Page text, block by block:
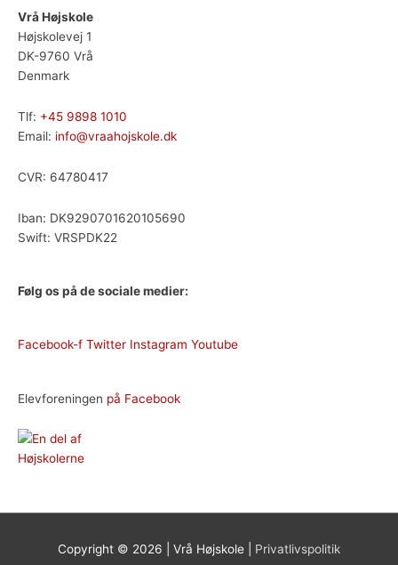
Vrå Højskole
Højskolevej 1
DK-9760 Vrå
Denmark
Tlf: +45 9898 1010
Email: info@vraahojskole.dk
CVR: 64780417
Iban: DK9290701620105690
Swift: VRSPDK22
Følg os på de sociale medier:
Facebook-f Twitter Instagram Youtube
Elevforeningen på Facebook
Copyright © 2026 | Vrå Højskole Privatlivspolitik